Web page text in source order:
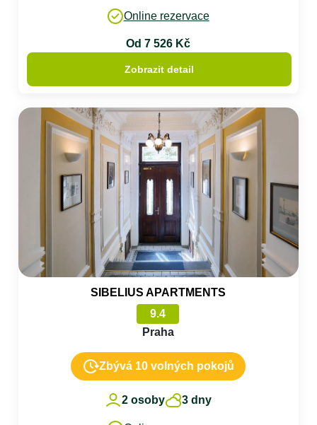
Online rezervace
Od 7 526 Kč
Zobrazit detail
SIBELIUS APARTMENTS
9.4
Praha
Zbývá 10 volných pokojů
2 osoby 3 dny